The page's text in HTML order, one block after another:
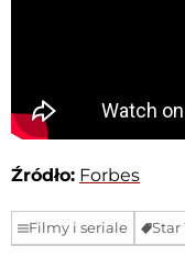
Źródło: Forbes
Filmy i seriale Star
Facebook